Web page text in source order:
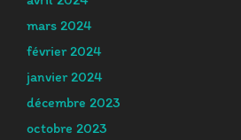
mars 2024
février 2024
janvier 2024
décembre 2023
octobre 2023